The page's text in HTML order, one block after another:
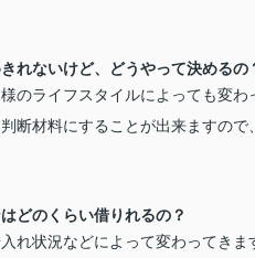
れないけど、どうやって決めるの
のライフスタイルによっても変わ
断材料にすることが出来ますので
どのくらい借りれるの？
れ状況などによって変わってきま